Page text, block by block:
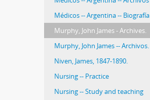
Médicos -- Argentina -- Biografía
Murphy, John James - Archives.
Murphy, John James -- Archivos.
Niven, James, 1847-1890.
Nursing -- Practice
Nursing -- Study and teaching